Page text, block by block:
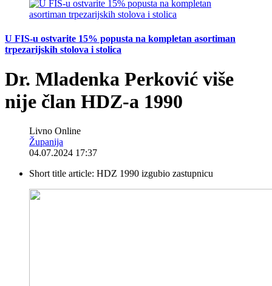
U FIS-u ostvarite 15% popusta na kompletan asortiman
trpezarijskih stolova i stolica
Dr. Mladenka Perković više
nije član HDZ-a 1990
Livno Online
Županija
04.07.2024 17:37
Short title article: HDZ 1990 izgubio zastupnicu